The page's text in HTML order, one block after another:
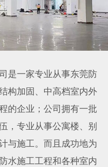
是一家专业从事东莞防
构加固、中高档室内外
的企业；公司拥有一批
，专业从事公寓楼、别
与施工。而且成功地为
水施工工程和各种室内